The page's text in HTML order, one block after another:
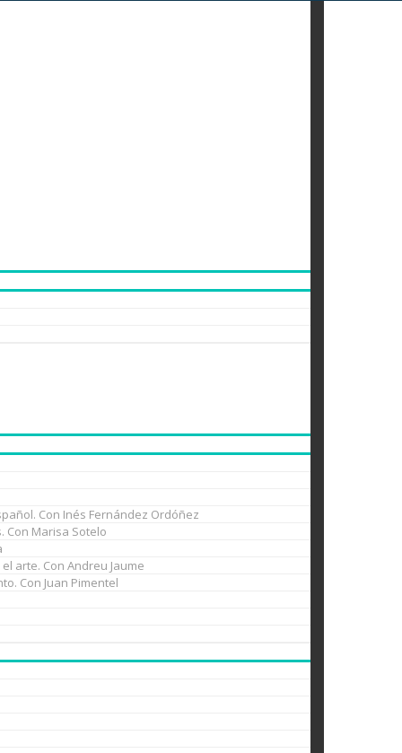
Con Inés Fernández Ordóñez
Con Marisa Sotelo
arte. Con Andreu Jaume
Con Juan Pimentel